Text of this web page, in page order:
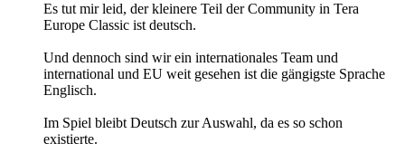
Es tut mir leid, der kleinere Teil der Community in Tera
Europe Classic ist deutsch.
Und dennoch sind wir ein internationales Team und
international und EU weit gesehen ist die gängigste Sprache
Englisch.
Im Spiel bleibt Deutsch zur Auswahl, da es so schon
existierte.